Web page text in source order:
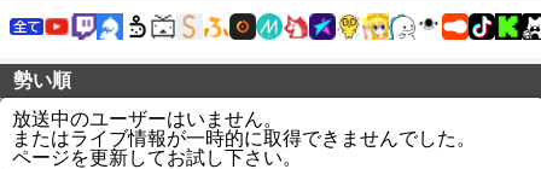
勢い順
放送中のユーザーはいません。
またはライブ情報が一時的に取得できませんでした。
ページを更新してお試し下さい。